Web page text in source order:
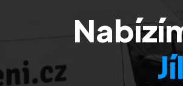
Malování
Malování